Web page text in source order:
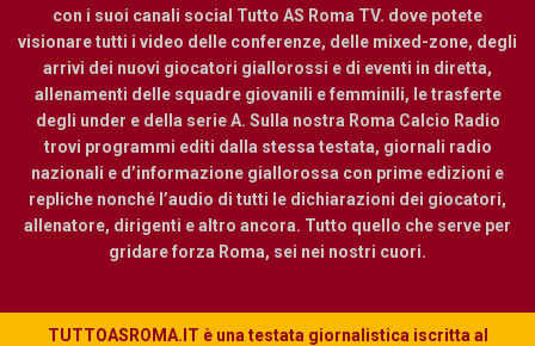
con i suoi canali social Tutto AS Roma TV. dove potete
visionare tutti i video delle conferenze, delle mixed-zone, degli
arrivi dei nuovi giocatori giallorossi e di eventi in diretta,
allenamenti delle squadre giovanili e femminili, le trasferte
degli under e della serie A. Sulla nostra Roma Calcio Radio
trovi programmi editi dalla stessa testata, giornali radio
nazionali e d’informazione giallorossa con prime edizioni e
repliche nonché l’audio di tutti le dichiarazioni dei giocatori,
allenatore, dirigenti e altro ancora. Tutto quello che serve per
gridare forza Roma, sei nei nostri cuori.
TUTTOASROMA.IT è una testata giornalistica iscritta al